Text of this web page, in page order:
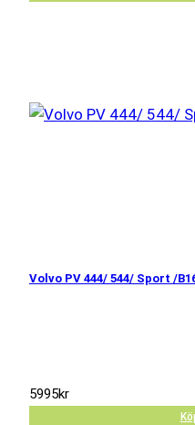
Volvo PV 444/ 544/ Sport /
5995kr